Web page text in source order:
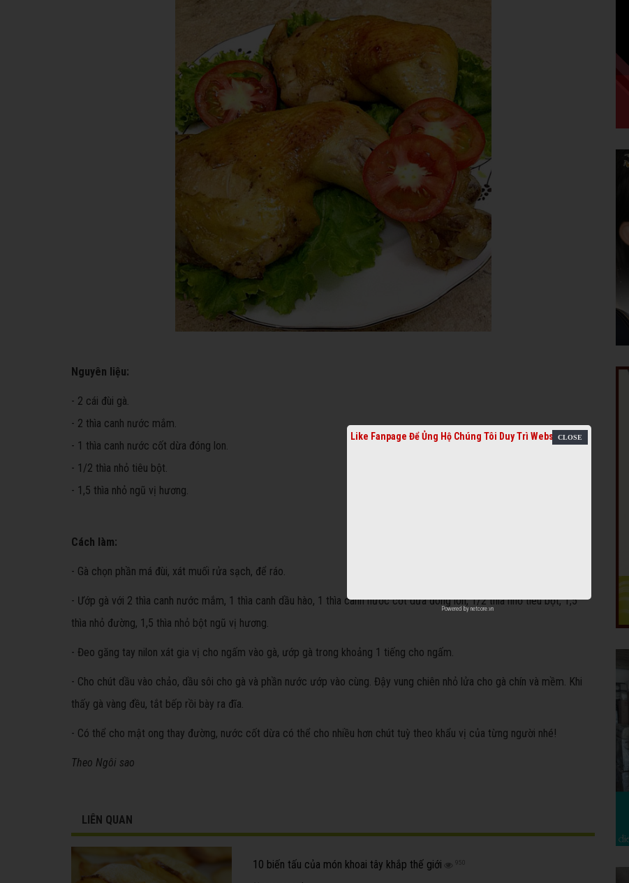
Nguyên liệu:
- 2 cái đùi gà
- 2 thìa canh nước mắm.
- 1 thìa canh nước cốt dừa đóng lon.
- 1/2 thìa nhỏ tiêu bột.
- 1,5 thìa nhỏ ngũ vị hương.
Cách làm:
- Gà chọn phần má đùi, xát muối rửa sạch, để ráo.
- Ướp gà với 2 thìa canh nước mắm, 1 thìa canh dầu hào, 1 thìa canh nước cốt dừa đóng lon, 1/2 thìa nhỏ tiêu bột, 1,5
thìa nhỏ đường, 1,5 thìa nhỏ bột ngũ vị hương.
- Đeo găng tay nilon xát gia vị cho ngấm vào gà, ướp gà trong khoảng 1 tiếng cho ngấm.
- Cho chút dầu vào chảo, dầu sôi cho gà và phần nước ướp vào cùng. Đậy vung chiên nhỏ lửa cho gà chín và mềm. Khi
thấy gà vàng đều, tắt bếp rồi bày ra đĩa.
- Có thể cho mật ong thay đường, nước cốt dừa có thể cho nhiều hơn chút tuỳ theo khẩu vị của từng người nhé!
Theo Ngôi sao
LIÊN QUAN
10 biến tấu của món khoai tây khắp thế giới 950
Like Fanpage Để Ủng Hộ Chúng Tôi Duy Trì Website
Powered by netcore.vn